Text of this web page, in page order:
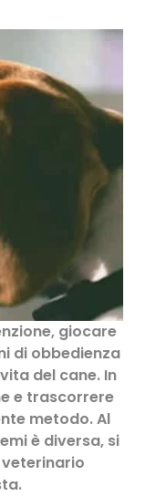
giocare
di obbedienza
del cane. In
e trascorrere
metodo. Al
è diversa, si